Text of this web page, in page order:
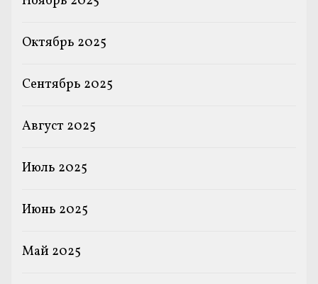
Октябрь 2025
Сентябрь 2025
Август 2025
Июль 2025
Июнь 2025
Май 2025